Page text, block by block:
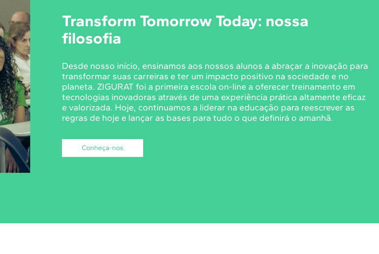
Transform Tomorrow Today: nossa
filosofia
Desde nosso início, ensinamos aos nossos alunos a abraçar a inovação para
transformar suas carreiras e ter um impacto positivo na sociedade e no
planeta. ZIGURAT foi a primeira escola on-line a oferecer treinamento em
tecnologias inovadoras através de uma experiência prática altamente eficaz
e valorizada. Hoje, continuamos a liderar na educação para reescrever as
regras de hoje e lançar as bases para tudo o que definirá o amanhã.
Conheça-nos